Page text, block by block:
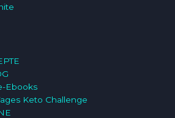
Ebooks
Keto Challenge